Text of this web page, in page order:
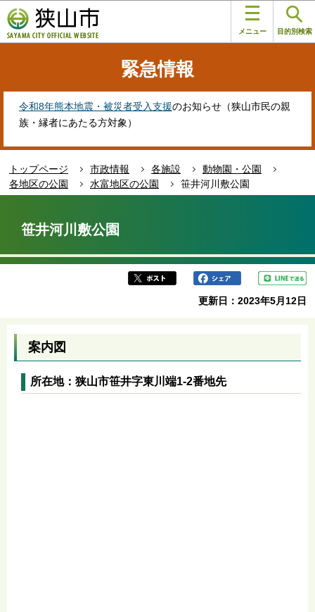
の
ペ
す
メニュー 目的別検索
緊急情報
令和8年熊本地震・被災者受入支援のお知らせ（狭山市民の親
族・縁者にあたる方対象）
トップページ 市政情報 各施設
動物園・公園
各地区の公園
水富地区の公園
笹井河川敷公園
か
笹井河川敷公園
更新日：2023年5月12日
案内図
所在地：狭山市笹井字東川端1-2番地先